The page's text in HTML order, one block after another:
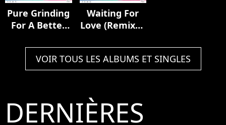
Pure Grinding
For A Better
Waiting For
Love (Remixes
VOIR TOUS LES ALBUMS ET SINGLES
DERNIÈRES